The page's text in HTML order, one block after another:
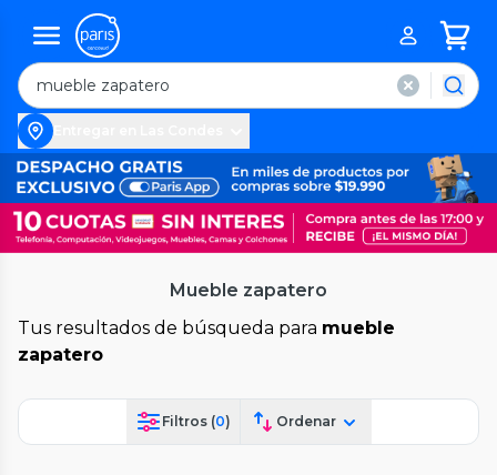
Mueble zapatero
Tus resultados de búsqueda para mueble
zapatero
Filtros (0) Ordenar